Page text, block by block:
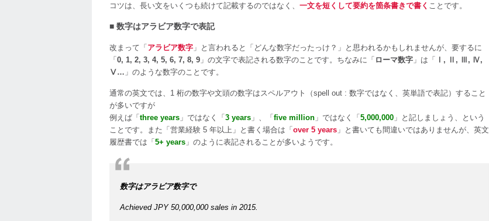
コツは、長い文をいくつも続けて記載するのではなく、 一文を短くして要約を箇条書きで書く ことです。
■ 数字はアラビア数字で表記
改まって「 アラビア数字 」と言われると「どんな数字だったっけ？」と思われるかもしれませんが、要するに
「 0, 1, 2, 3, 4, 5, 6, 7, 8, 9 」の文字で表記される数字のことです。ちなみに「 ローマ数字 」は「
Ⅰ, Ⅱ, Ⅲ, Ⅳ,
Ⅴ… 」のような数字のことです。
通常の英文では、1 桁の数字や文頭の数字はスペルアウト（spell out : 数字ではなく、英単語で表記）すること
が多いですが
例えば「 three years 」ではなく「 3 years 」、「 five million 」ではなく「 5,000,000 」と記しましょう、という
ことです。また「営業経験 5 年以上」と書く場合は「 over 5 years 」と書いても間違いではありませんが、英文
履歴書では「 5+ years 」のように表記されることが多いようです。
数字はアラビア数字で
Achieved JPY 50,000,000 sales in 2015.